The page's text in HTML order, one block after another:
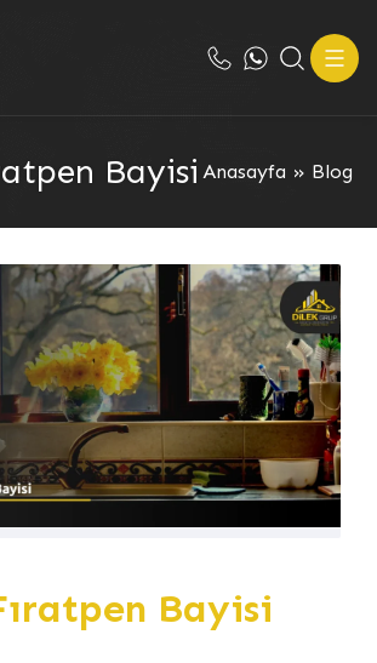
Bayisi Anasayfa » Blog
Bayisi